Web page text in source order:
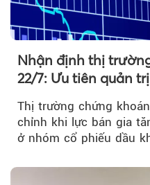
Nhận định thị
22/7: Ưu tiên quản
Thị trường chứng
chỉnh khi lực bán gia
ở nhóm cổ phiếu dầu